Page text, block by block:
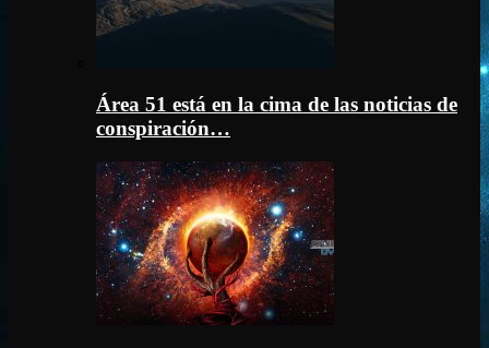
Área 51 está en la cima de las noticias de
conspiración…